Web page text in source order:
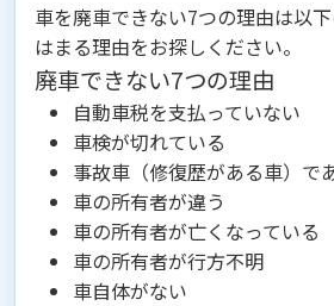
車を廃車できない7つの理由は以
はまる理由をお探しください。
廃車できない7つの理由
自動車税を支払っていない
車検が切れている
事故車（修復歴がある車）で
車の所有者が違う
車の所有者が亡くなっている
車の所有者が行方不明
車自体がない